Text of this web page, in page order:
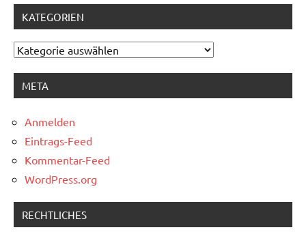
KATEGORIEN
Kategorien
META
Anmelden
Eintrags-Feed
Kommentar-Feed
WordPress.org
RECHTLICHES